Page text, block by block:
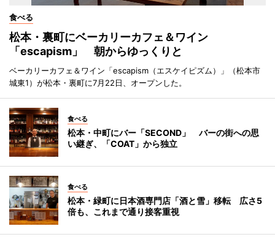
食べる
松本・裏町にベーカリーカフェ＆ワイン
「escapism」 朝からゆっくりと
ベーカリーカフェ＆ワイン「escapism（エスケイピズム）」（松本市
城東1）が松本・裏町に7月22日、オープンした。
食べる
松本・中町にバー「SECOND」 バーの街への思
い継ぎ、「COAT」から独立
食べる
松本・緑町に日本酒専門店「酒と雪」移転 広さ5
倍も、これまで通り接客重視